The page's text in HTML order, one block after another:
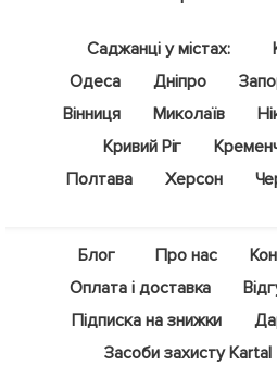
Саджанці у містах:
Одеса
Дніпро
Вінниця
Миколаїв
Кривий Ріг
Полтава
Херсон
Блог Про нас
Оплата і доставка
Підписка на знижки
Засоби захисту Kartal